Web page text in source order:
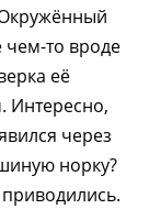
чем-то вроде
её
Интересно,
через
норку?
приводились.